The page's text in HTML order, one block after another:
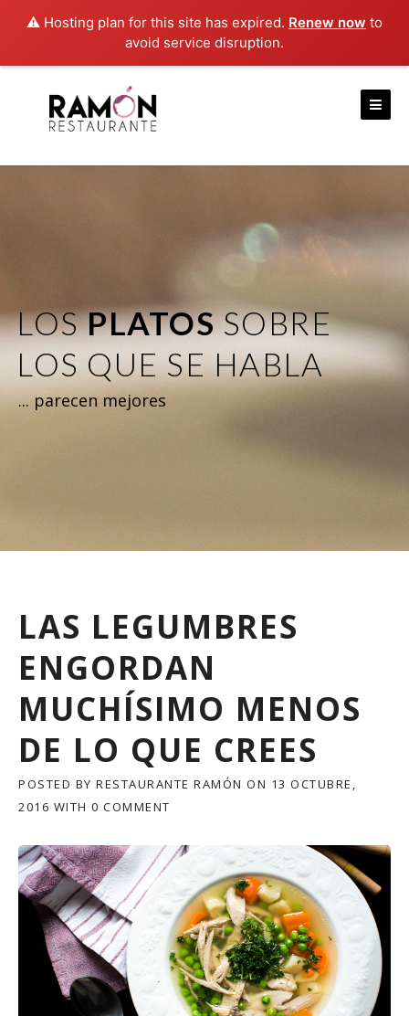
⚠️ Hosting plan for this site has expired. Renew now to
avoid service disruption.
LOSPLATOSSOBRE
LOS QUE SE HABLA
... parecen mejores
LAS LEGUMBRES
ENGORDAN
MUCHÍSIMO MENOS
DE LO QUE CREES
POSTED BY RESTAURANTE RAMÓN ON 13 OCTUBRE,
2016 WITH 0 COMMENT